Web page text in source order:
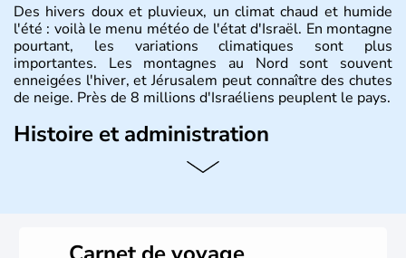
Des hivers doux et pluvieux, un climat chaud et humide
l'été : voilà le menu météo de l'état d'Israël. En montagne
pourtant, les variations climatiques sont plus
importantes. Les montagnes au Nord sont souvent
enneigées l'hiver, et Jérusalem peut connaître des chutes
de neige. Près de 8 millions d'Israéliens peuplent le pays.
Histoire et administration
L'Israël est un état de la partie est de la Méditerranée,
vrai essor économique dans le domaine des nouvelles